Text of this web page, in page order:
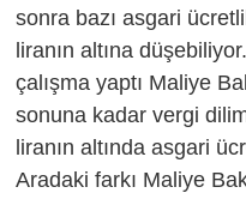
sonra bazı asgari
liranın altına
çalışma yaptı Maliye
sonuna kadar vergi
liranın altında asgari
Aradaki farkı Maliye